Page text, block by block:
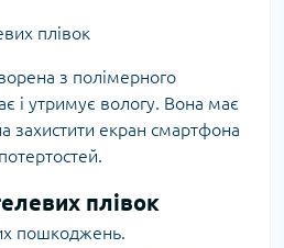
плівок
з полімерного
і утримує вологу. Вона має
захистити екран смартфона
плівок
пошкоджень.